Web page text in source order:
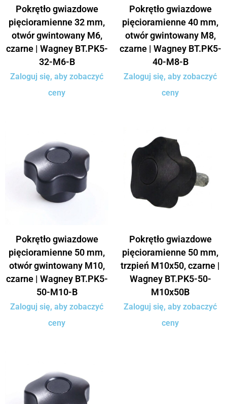
Pokrętło gwiazdowe
pięcioramienne 32 mm,
otwór gwintowany M6,
czarne | Wagney BT.PK5-
32-M6-B
Zaloguj się, aby zobaczyć
ceny
Pokrętło gwiazdowe
pięcioramienne 40 mm,
otwór gwintowany M8,
czarne | Wagney BT.PK5-
40-M8-B
Zaloguj się, aby zobaczyć
ceny
Pokrętło gwiazdowe
pięcioramienne 50 mm,
otwór gwintowany M10,
czarne | Wagney BT.PK5-
50-M10-B
Zaloguj się, aby zobaczyć
ceny
Pokrętło gwiazdowe
pięcioramienne 50 mm,
trzpień M10x50, czarne |
Wagney BT.PK5-50-
M10x50B
Zaloguj się, aby zobaczyć
ceny